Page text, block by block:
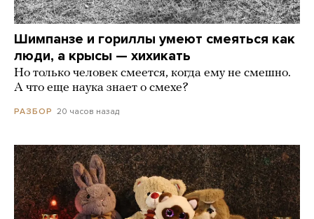
Шимпанзе и гориллы умеют смеяться как
люди, а крысы — хихикать
Но только человек смеется, когда ему не смешно.
А что еще наука знает о смехе?
РАЗБОР 20 часов назад